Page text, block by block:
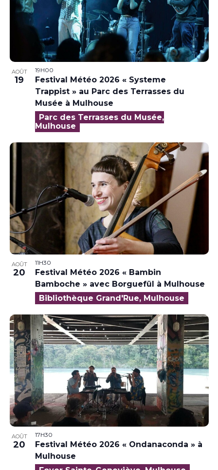
AOÛT
19
19H00
Festival Météo 2026 « Systeme
Trappist » au Parc des Terrasses du
Musée à Mulhouse
Parc des Terrasses du Musée,
Mulhouse
AOÛT
20
11H30
Festival Météo 2026 « Bambin
Bamboche » avec Borguefül à Mulhouse
Bibliothèque Grand'Rue, Mulhouse
AOÛT
20
17H30
Festival Météo 2026 « Ondanaconda » à
Mulhouse